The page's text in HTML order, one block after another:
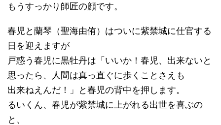
もうすっかり師匠の顔です。
春児と蘭琴（聖海由侑）はついに紫禁城に仕官する
日を迎えますが
戸惑う春児に黒牡丹は「いいか！春児、出来ないと
思ったら、人間は真っ直ぐに歩くことさえも
出来ねえんだ！」と春児の背中を押します。
るいくん、春児が紫禁城に上がれる出世を喜ぶの
と、